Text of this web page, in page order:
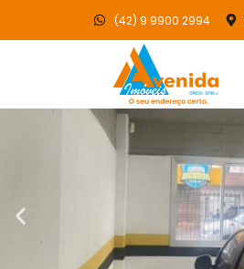
(42) 9 9900 2994